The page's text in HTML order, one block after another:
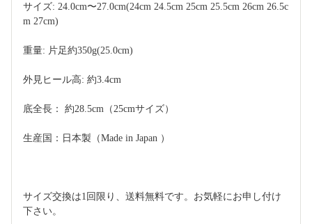
サイズ: 24.0cm〜27.0cm(24cm 24.5cm 25cm 25.5cm 26cm 26.5c
m 27cm)
重量: 片足約350g(25.0cm)
外見ヒール高: 約3.4cm
底全長： 約28.5cm（25cmサイズ）
生産国：日本製（Made in Japan ）
サイズ交換は1回限り、送料無料です。お気軽にお申し付け
下さい。